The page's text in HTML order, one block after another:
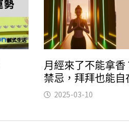
月經來了不能拿香
禁忌，拜拜也能自
2025-03-10